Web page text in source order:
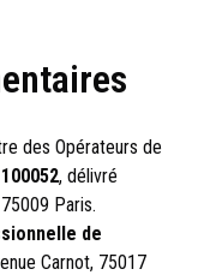
des Opérateurs de
, délivré
Paris.
de
Carnot, 75017